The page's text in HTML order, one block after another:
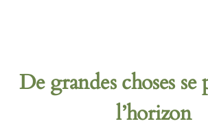
De grandes choses
l’horizon